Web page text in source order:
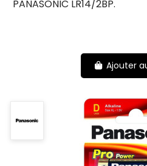
PANASONIC LR14/2BP.
Ajouter